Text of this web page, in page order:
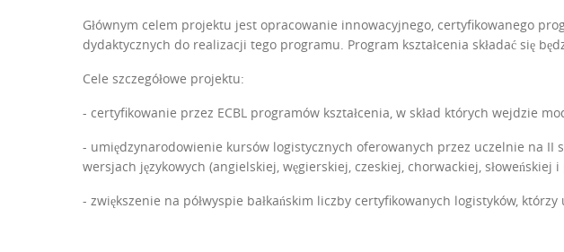
Głównym celem projektu jest opracowanie innowacyjnego, certyfikowanego
dydaktycznych do realizacji tego programu. Program kształcenia składać się
Cele szczegółowe projektu:
- certyfikowanie przez ECBL programów kształcenia, w skład których wejdzie
- umiędzynarodowienie kursów logistycznych oferowanych przez uczelnie na
wersjach językowych (angielskiej, węgierskiej, czeskiej, chorwackiej, słoweńskiej i
- zwiększenie na półwyspie bałkańskim liczby certyfikowanych logistyków,